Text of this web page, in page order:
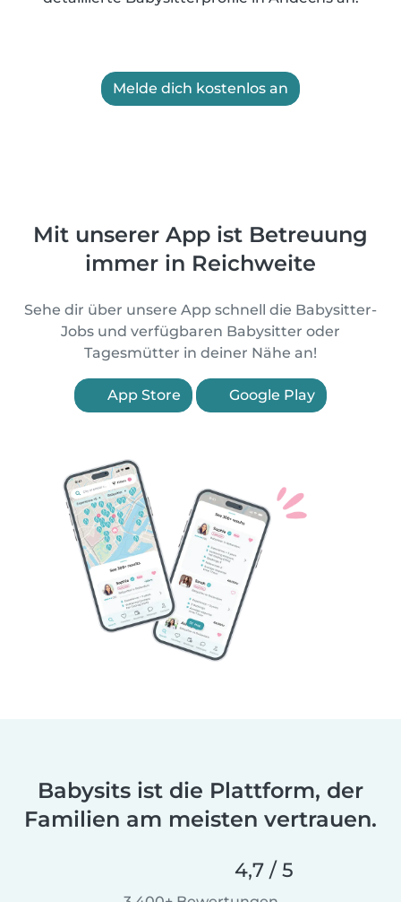
Melde dich kostenlos an
Mit unserer App ist Betreuung
immer in Reichweite
Sehe dir über unsere App schnell die Babysitter-
Jobs und verfügbaren Babysitter oder
Tagesmütter in deiner Nähe an!
App Store Google Play
Babysits ist die Plattform, der
Familien am meisten vertrauen.
4,7 / 5